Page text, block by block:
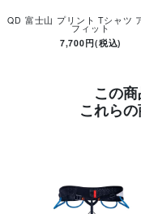
QD 富士山 プリント Tシャツ
フィット
7,700円(税込)
この商
これら